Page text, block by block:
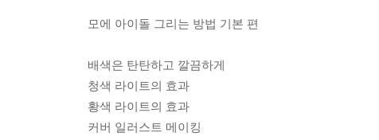
모에 아이돌 그리는 방법 기본 편
배색은 탄탄하고 깔끔하게
청색 라이트의 효과
황색 라이트의 효과
커버 일러스트 메이킹